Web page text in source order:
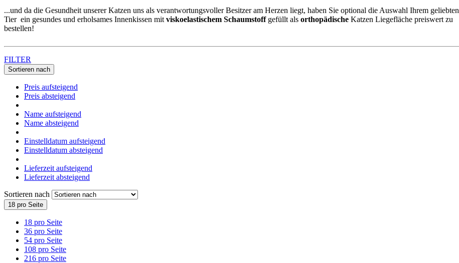
...und da die Gesundheit unserer Katzen uns als verantwortungsvoller Besitzer am Herzen liegt, haben Sie optional die Auswahl Ihrem geliebten
Tier ein gesundes und erholsames Innenkissen mit viskoelastischem Schaumstoffgefüllt als orthopädische Katzen Liegefläche preiswert zu
bestellen!
FILTER
Sortieren nach
Preis aufsteigend
Preis absteigend
Name aufsteigend
Name absteigend
Einstelldatum aufsteigend
Einstelldatum absteigend
Lieferzeit aufsteigend
Lieferzeit absteigend
Sortieren nach
18 pro Seite
18 pro Seite
36 pro Seite
54 pro Seite
108 pro Seite
216 pro Seite